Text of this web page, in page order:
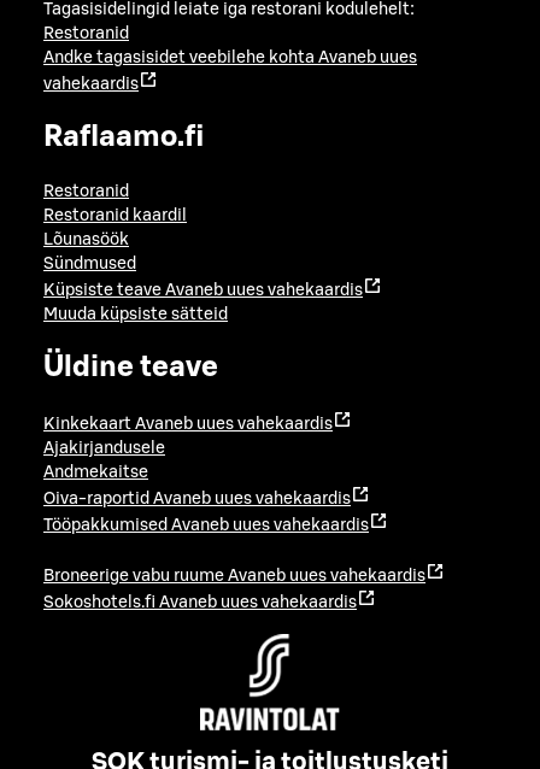
Tagasisidelingid leiate iga restorani kodulehelt:
Restoranid
Andke tagasisidet veebilehe kohta Avaneb uues
vahekaardis
Raflaamo.fi
Restoranid
Restoranid kaardil
Lõunasöök
Sündmused
Küpsiste teave Avaneb uues vahekaardis
Muuda küpsiste sätteid
Üldine teave
Kinkekaart Avaneb uues vahekaardis
Ajakirjandusele
Andmekaitse
Oiva-raportid Avaneb uues vahekaardis
Tööpakkumised Avaneb uues vahekaardis
Broneerige vabu ruume Avaneb uues vahekaardis
Sokoshotels.fi Avaneb uues vahekaardis
SOK turismi- ja toitlustusketi